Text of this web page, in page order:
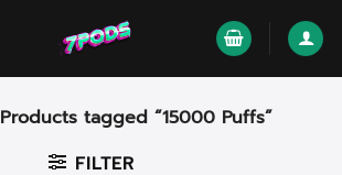
Products tagged “15000 Puffs”
FILTER